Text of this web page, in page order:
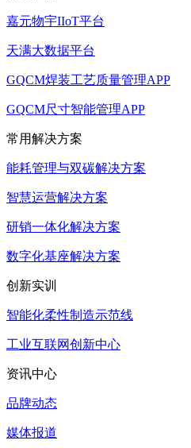
嘉元物宇IIoT平台
天满大数据平台
GQCM焊装工艺质量管理APP
GQCM尺寸智能管理APP
常用解决方案
能耗管理与双碳解决方案
智慧运营解决方案
研销一体化解决方案
数字化基座解决方案
创新实训
智能化柔性制造示范线
工业互联网创新中心
资讯中心
品牌动态
媒体报道